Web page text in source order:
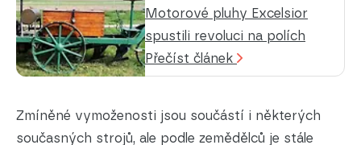
Motorové pluhy Excelsior
spustili revoluci na polích
Přečíst článek
Zmíněné vymoženosti jsou součástí i některých
současných strojů, ale podle zemědělců je stále